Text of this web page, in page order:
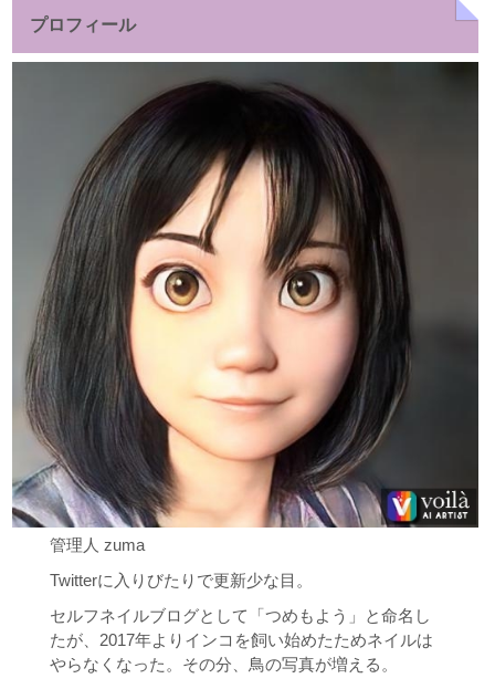
プロフィール
管理人 zuma
Twitterに入りびたりで更新少な目。
セルフネイルブログとして「つめもよう」と命名し
たが、2017年よりインコを飼い始めたためネイルは
やらなくなった。その分、鳥の写真が増える。